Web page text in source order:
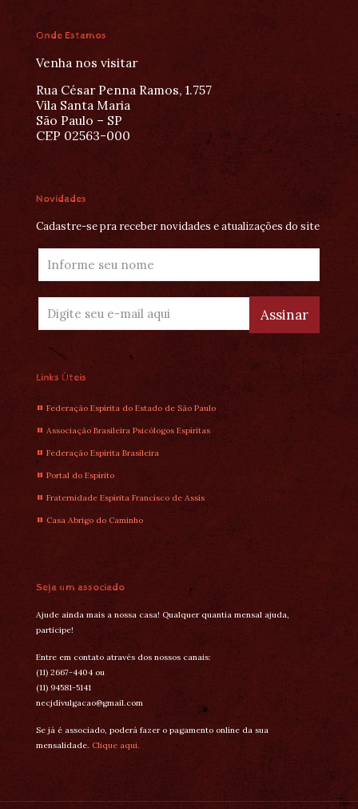
Onde Estamos
Venha nos visitar
Rua César Penna Ramos, 1.757
Vila Santa Maria
São Paulo – SP
CEP 02563-000
Novidades
Cadastre-se pra receber novidades e atualizações do site
Links Úteis
Federação Espírita do Estado de São Paulo
Associação Brasileira Psicólogos Espíritas
Federação Espírita Brasileira
Portal do Espírito
Fraternidade Espírita Francisco de Assis
Casa Abrigo do Caminho
Seja um associado
Ajude ainda mais a nossa casa! Qualquer quantia mensal ajuda,
participe!
Entre em contato através dos nossos canais:
(11) 2667-4404 ou
(11) 94581-5141
necjdivulgacao@gmail.com
Se já é associado, poderá fazer o pagamento online da sua
mensalidade. Clique aqui.